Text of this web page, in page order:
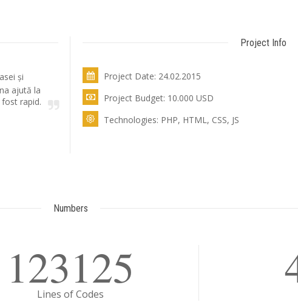
și
ajută la
rapid.
Project Info
Project Date: 24.02.2015
Project Budget: 10.000 USD
Technologies: PHP, HTML, CSS, JS
Numbers
123125
Lines of Codes